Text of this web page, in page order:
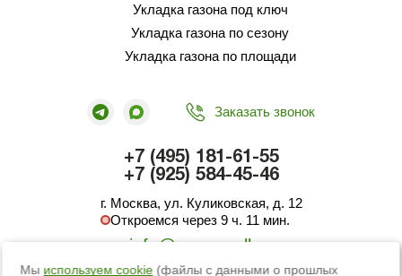
Укладка газона под ключ
Укладка газона по сезону
Укладка газона по площади
Заказать звонок
+7 (495) 181-61-55
+7 (925) 584-45-46
г. Москва, ул. Куликовская, д. 12
Откроемся через 9 ч. 11 мин.
info@green-roll.ru
Мы используем cookie (файлы с данными о прошлых